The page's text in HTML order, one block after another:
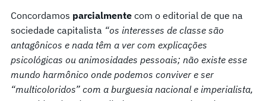
Concordamos parcialmente com o editorial de que na
sociedade capitalista “os interesses de classe são
antagônicos e nada têm a ver com explicações
psicológicas ou animosidades pessoais; não existe esse
mundo harmônico onde podemos conviver e ser
“multicoloridos” com a burguesia nacional e imperialista,